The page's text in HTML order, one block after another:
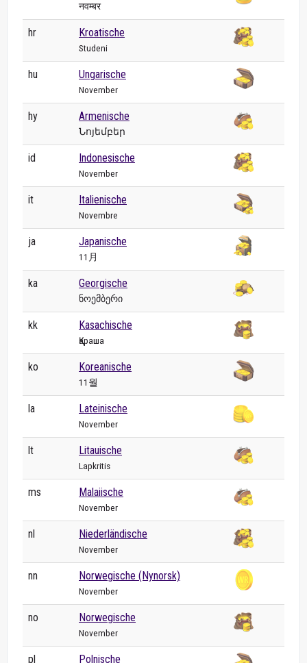
नवम्बर
hr Kroatische
Studeni
hu Ungarische
November
hy Armenische
Նոյեմբեր
id Indonesische
November
it Italienische
Novembre
ja Japanische
11月
ka Georgische
ნოემბერი
kk Kasachische
Қараша
ko Koreanische
11월
la Lateinische
November
lt Litauische
Lapkritis
ms Malaiische
November
nl Niederländische
November
nn Norwegische (Nynorsk)
November
no Norwegische
November
pl Polnische